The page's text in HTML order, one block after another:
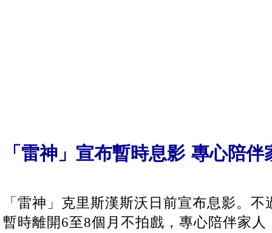
「雷神」宣布暫時息影 專心陪伴
「雷神」克里斯漢斯沃日前宣布息影。
暫時離開6至8個月不拍戲，專心陪伴家